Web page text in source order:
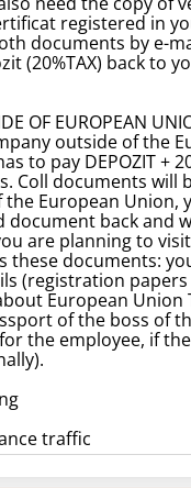
registered in
documents by e-
(20%TAX) back to
OF EUROPEAN
outside of the
to pay DEPOZIT +
Coll documents will
European Union,
back and
are planning to
these documents:
(registration
European Union
of the boss of
the employee, if
traffic